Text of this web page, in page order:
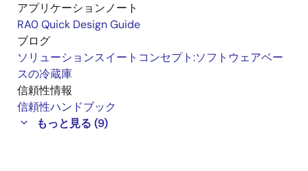
アプリケーションノート
RA0 Quick Design Guide
ブログ
ソリューションスイートコンセプト:ソフトウェアベー
スの冷蔵庫
信頼性情報
信頼性ハンドブック
もっと見る (9)